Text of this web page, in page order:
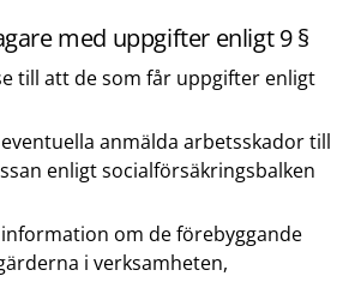
med uppgifter enligt 9 §
till att de som får uppgifter enligt
anmälda arbetsskador till
enligt socialförsäkringsbalken
om de förebyggande
i verksamheten,